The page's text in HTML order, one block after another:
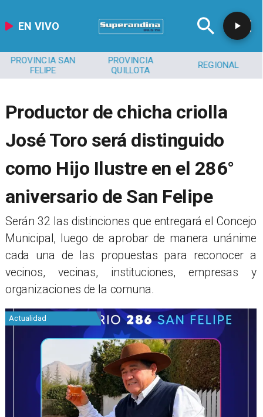
EN VIVO
PROVINCIA SAN
FELIPE
PROVINCIA
QUILLOTA
REGIONAL
​​Productor de chicha criolla
José Toro será distinguido
como Hijo Ilustre en el 286°
aniversario de San Felipe
Serán 32 las distinciones que entregará el Concejo
Municipal, luego de aprobar de manera unánime
cada una de las propuestas para reconocer a
vecinos, vecinas, instituciones, empresas y
organizaciones de la comuna.
Actualidad